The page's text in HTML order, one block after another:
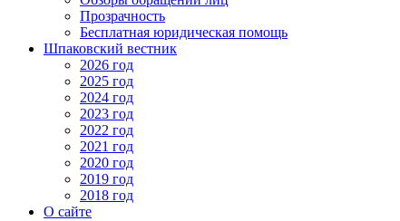
Прозрачность
Бесплатная юридическая помощь
Шпаковский вестник
2026 год
2025 год
2024 год
2023 год
2022 год
2021 год
2020 год
2019 год
2018 год
О сайте